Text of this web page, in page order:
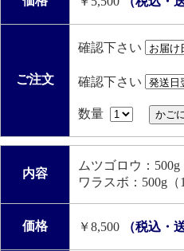
ご注文
確認下さい
確認下さい
数量
内容
ムツゴロウ：500g
ワラスボ：500g（
価格 ￥8,500 （税込・